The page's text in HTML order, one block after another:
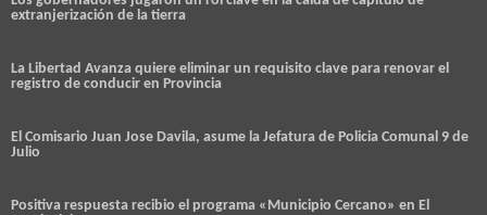
extranjerización de la tierra
La Libertad Avanza quiere eliminar un requisito clave para renovar el
registro de conducir en Provincia
El Comisario Juan Jose Davila, asume la Jefatura de Policia Comunal 9 de
Julio
Positiva respuesta recibio el programa «Municipio Cercano» en El